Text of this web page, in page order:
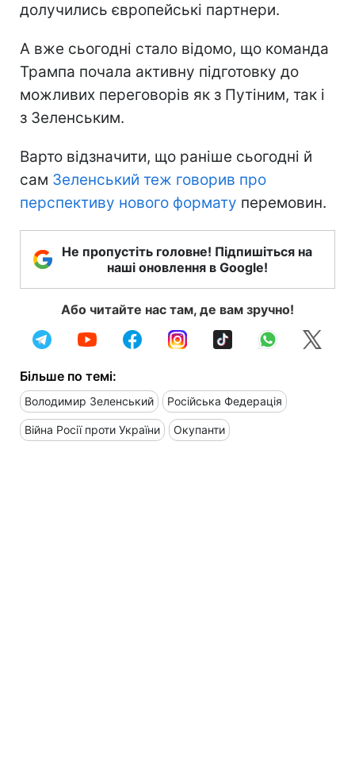
долучились європейські партнери.
А вже сьогодні стало відомо, що команда
Трампа почала активну підготовку до
можливих переговорів як з Путіним, так і
з Зеленським.
Варто відзначити, що раніше сьогодні й
сам Зеленський теж говорив про
перспективу нового формату перемовин.
Не пропустіть головне! Підпишіться на
наші оновлення в Google!
Або читайте нас там, де вам зручно!
Більше по темі:
Володимир Зеленський Російська Федерація
Війна Росії проти України Окупанти